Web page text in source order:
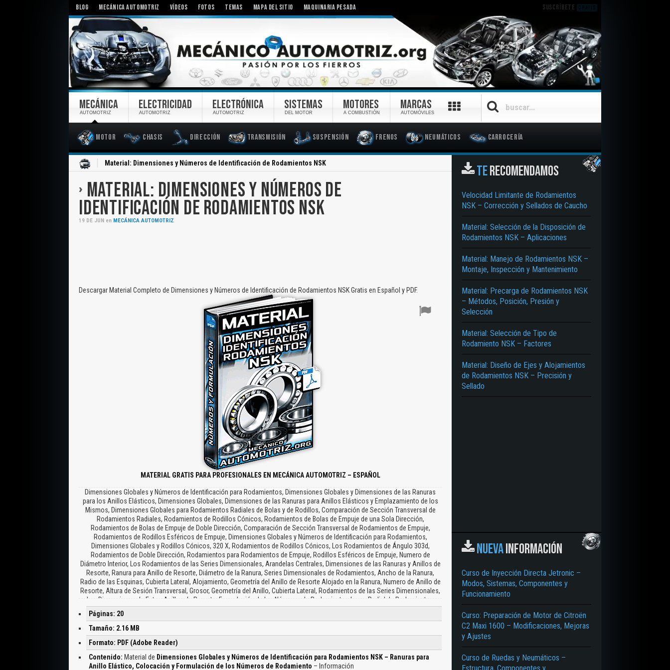
BLOG MECÁNICA AUTOMOTRIZ VÍDEOS FOTOS TEMAS MAPA DEL SITIO MAQUINARIA PESADA SUSCRÍBETE GRATIS
MECÁNICA
AUTOMOTRIZ
Motor Chasis Dirección Transmisión Suspensión Frenos Neumáticos Carrocería
ELECTRICIDAD
AUTOMOTRIZ
ELECTRÓNICA
AUTOMOTRIZ
SISTEMAS
DEL MOTOR
MOTORES
A COMBUSTIÓN
MARCAS
AUTOMÓVILES
Material: Dimensiones y Números de Identificación de Rodamientos NSK
MATERIAL: DIMENSIONES Y NÚMEROS DE
IDENTIFICACIÓN DE RODAMIENTOS NSK
19 DE JUN en MECÁNICA AUTOMOTRIZ
Descargar Material Completo de Dimensiones y Números de Identificación de Rodamientos NSK Gratis en Español y PDF.
MATERIAL GRATIS PARA PROFESIONALES EN MECÁNICA AUTOMOTRIZ – ESPAÑOL
Dimensiones Globales y Números de Identificación para Rodamientos, Dimensiones Globales y Dimensiones de las Ranuras
para los Anillos Elásticos, Dimensiones Globales, Dimensiones de las Ranuras para Anillos Elásticos y Emplazamiento de los
Mismos, Dimensiones Globales para Rodamientos Radiales de Bolas y de Rodillos, Comparación de Sección Transversal de
Rodamientos Radiales, Rodamientos de Rodillos Cónicos, Rodamientos de Bolas de Empuje de una Sola Dirección,
Rodamientos de Bolas de Empuje de Doble Dirección, Comparación de Sección Transversal de Rodamientos de Empuje,
Rodamientos de Rodillos Esféricos de Empuje, Dimensiones Globales y Números de Identificación para Rodamientos,
Dimensiones Globales y Rodillos Cónicos, 320 X, Rodamientos de Rodillos Cónicos, Los Rodamientos de Ángulo 303d,
Rodamientos de Doble Dirección, Rodamientos para Rodamientos de Empuje, Rodillos Esféricos de Empuje, Numero de
Diámetro Interior, Los Rodamientos de las Series Dimensionales, Arandelas Centrales, Dimensiones de las Ranuras y Anillos de
Resorte, Ranura para Anillo de Resorte, Diámetro de la Ranura, Series Dimensionales de Rodamientos, Ancho de la Ranura,
Radio de las Esquinas, Cubierta Lateral, Alojamiento, Geometría del Anillo de Resorte Alojado en la Ranura, Numero de Anillo de
Resorte, Altura de Sesión Transversal, Grosor, Geometría del Anillo, Cubierta Lateral, Rodamientos de las Series Dimensionales,
Las Dimensiones de Estos Anillos de Resorte, Formulación de los Números de Rodamiento, Juego Radial de Rodamientos
Motor Eléctrico CMM Rodamiento de Rodillos Cilíndricos, Juego Radial para Rodamientos, Rodillos Cilíndricos Emparejados
Cc1, Bolas de Ranura Profunda, Juego Axial C3, Manguito de Diámetro, Agujero Cónico, Rodamientos de Bolas AutoAlineantes,
Tipo de Rodamiento, Símbolo de Serie de Rodamientos, Símbolo de Tipo, Rodamiento de una Hilera de Bolas de Ranura
Profunda, Rodamientos de una Hilera de Bolas de Contacto Angular, Rodamientos de una Hilera de Rodillos Cilíndricos,
Rodamientos de Rodillos Esféricos de Empuje, Características Externas, Símbolos Auxiliares, Símbolos de Diseño de los Aros,
Símbolo Significado, Ranura y Agujeros de Engrase en el Aro Exterior, Juego de Rodamientos de Rodillos Cilíndricos para
Motores Eléctricos…
Páginas: 20
Tamaño: 2.16 MB
Formato: PDF (Adobe Reader)
Contenido: Material de Dimensiones Globales y Números de Identificación para Rodamientos NSK – Ranuras para
Anillo Elástico, Colocación y Formulación de los Números de Rodamiento – Información
TERECOMENDAMOS
Velocidad Limitante de Rodamientos
NSK – Corrección y Sellados de Caucho
Material: Selección de la Disposición de
Rodamientos NSK – Aplicaciones
Material: Manejo de Rodamientos NSK –
Montaje, Inspección y Mantenimiento
Material: Precarga de Rodamientos NSK
– Métodos, Posición, Presión y
Selección
Material: Selección de Tipo de
Rodamiento NSK – Factores
Material: Diseño de Ejes y Alojamientos
de Rodamientos NSK – Precisión y
Sellado
NUEVAINFORMACIÓN
Curso de Inyección Directa Jetronic –
Modos, Sistemas, Componentes y
Funcionamiento
Curso: Preparación de Motor de Citroën
C2 Maxi 1600 – Modificaciones, Mejoras
y Ajustes
Curso de Ruedas y Neumáticos –